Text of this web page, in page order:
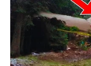
məsələni yenidən
Vətəndaş
səyahət sığortasının
Müddət artdıqca